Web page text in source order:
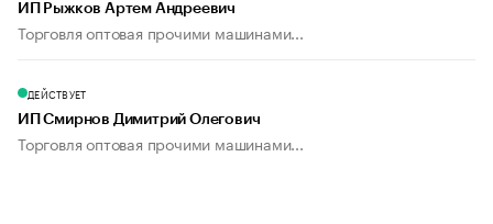
ИП Рыжков Артем Андреевич
Торговля оптовая прочими машинами...
ДЕЙСТВУЕТ
ИП Смирнов Димитрий Олегович
Торговля оптовая прочими машинами...